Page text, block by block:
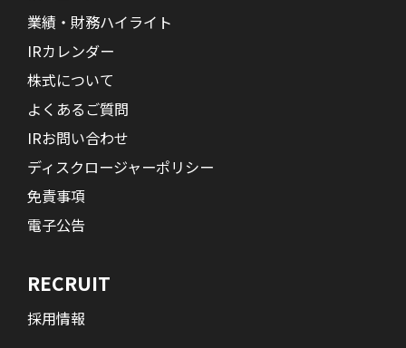
業績・財務ハイライト
IRカレンダー
株式について
よくあるご質問
IRお問い合わせ
ディスクロージャーポリシー
免責事項
電子公告
RECRUIT
採用情報